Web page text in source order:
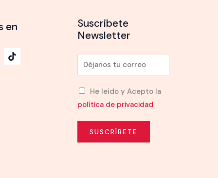
en
Suscribete
Newsletter
m
a
He leído y Acepto la
política de privacidad
SUSCRÍBETE